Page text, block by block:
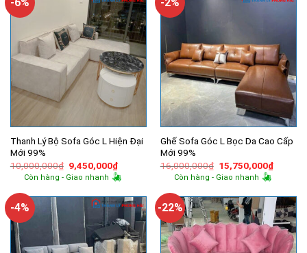
Thanh Lý Bộ Sofa Góc L Hiện Đại
Mới 99%
10,000,000₫ Giá
gốc
là:
9,450,000₫Giá
hiện
tại
9,450,000₫.
Còn hàng - Giao nhanh
Ghế Sofa Góc L Bọc Da Cao Cấp
Mới 99%
16,000,000₫ Giá
gốc
là:
15,750,000₫Giá
hiện
Còn hàng - Giao nhanh
-4% -22%